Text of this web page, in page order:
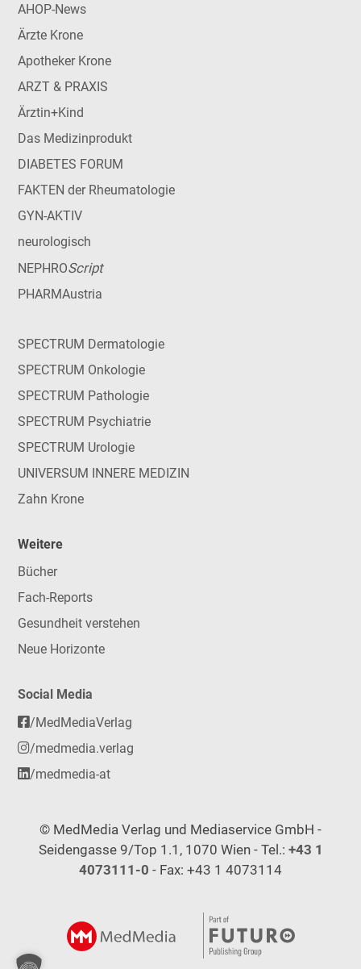
AHOP-News
Ärzte Krone
Apotheker Krone
ARZT & PRAXIS
Ärztin+Kind
Das Medizinprodukt
DIABETES FORUM
FAKTEN der Rheumatologie
GYN-AKTIV
neurologisch
NEPHROScript
PHARMAustria
SPECTRUM Dermatologie
SPECTRUM Onkologie
SPECTRUM Pathologie
SPECTRUM Psychiatrie
SPECTRUM Urologie
UNIVERSUM INNERE MEDIZIN
Zahn Krone
Weitere
Bücher
Fach-Reports
Gesundheit verstehen
Neue Horizonte
Social Media
/MedMediaVerlag
/medmedia.verlag
/medmedia-at
© MedMedia Verlag und Mediaservice GmbH -
Seidengasse 9/Top 1.1, 1070 Wien - Tel.: +43 1
4073111-0 - Fax: +43 1 4073114